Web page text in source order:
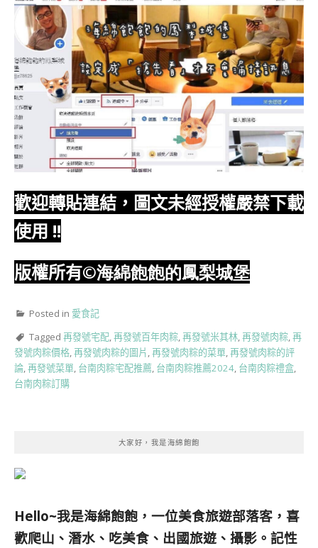
歡迎轉貼連結，圖文未經授權嚴禁下載
使用 !!
版權所有©海綿飽飽的鳳梨城堡
Posted in 愛食記
Tagged 再發號宅配,再發號百年肉粽,再發號米其林,再發號肉粽,再
發號肉粽價格,再發號肉粽的圖片 ,再發號肉粽的菜單,再發號肉粽的評
論,再發號菜單, 台南肉粽宅配推薦, 台南肉粽推薦2024, 台南肉粽禮盒,
台南肉粽訂購
大家好，我是海綿飽飽
Hello~我是海綿飽飽，一位美食旅遊部落客， 喜
歡爬山、潛水、吃美食、出國旅遊、攝影。 記性